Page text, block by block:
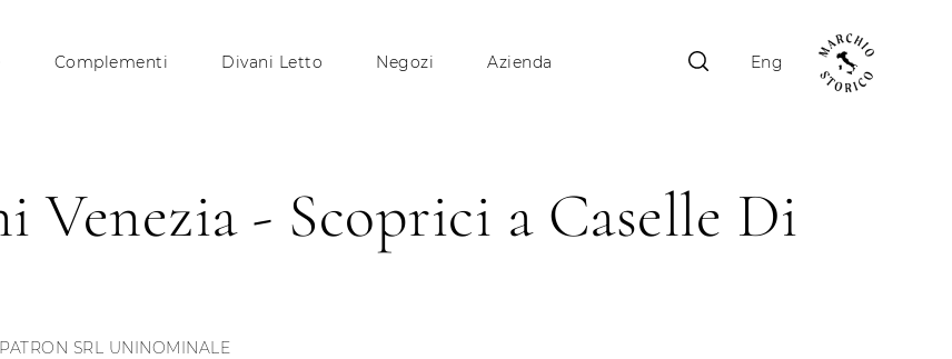
Complementi Divani Letto Negozi Azienda Eng
Venezia - Scoprici a Caselle Di
SRL UNINOMINALE